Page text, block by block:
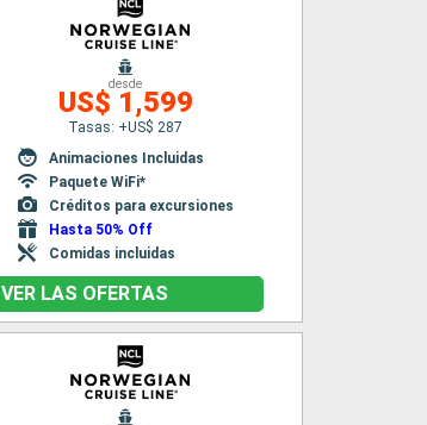
desde
US$ 1,599
Tasas: +US$ 287
Animaciones Incluidas
Paquete WiFi*
Créditos para excursiones
Hasta 50% Off
Comidas incluidas
VER LAS OFERTAS